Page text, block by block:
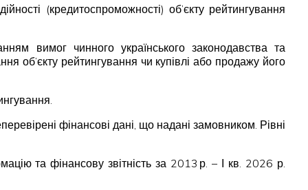
(кредитоспроможності) об’єкту рейтингування
вимог чинного українського законодавства та
об’єкту рейтингування чи купівлі або продажу його
фінансові дані, що надані замовником. Рівні
та фінансову звітність за 2013 р. – І кв. 2026 р.